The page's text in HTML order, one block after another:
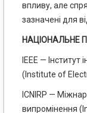
впливу, але
зазначені для
НАЦІОНАЛЬНЕ
IEEE — Інститут
(Institute of
ICNIRP —
випромінення